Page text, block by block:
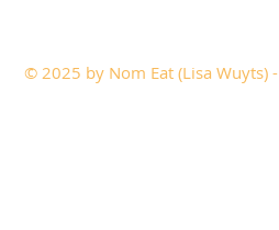
© 2025 by Nom Eat (Lisa Wuyts) -